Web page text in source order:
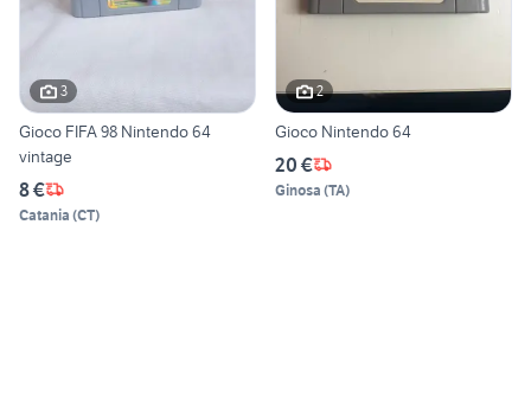
3
Gioco FIFA 98 Nintendo 64
vintage
8 €
Catania (CT)
2
Gioco Nintendo 64
20 €
Ginosa (TA)